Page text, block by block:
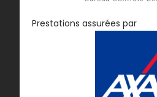
Diagnostic
Prestations assurées par